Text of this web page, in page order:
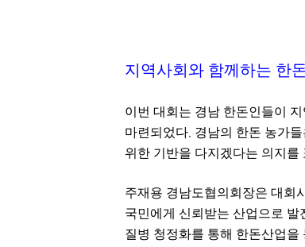
지역사회와 함께하는 한
이번 대회는 경남 한돈인들이
마련되었다. 경남의 한돈 농가
위한 기반을 다지겠다는 의지를
주재용 경남도협의회장은 대회
국민에게 신뢰받는 산업으로 발
질병 청정화를 통해 한돈산업